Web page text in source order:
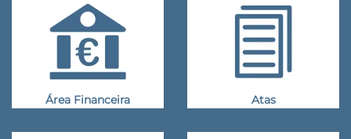
Área Financeira Atas